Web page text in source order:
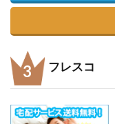
フレスコ